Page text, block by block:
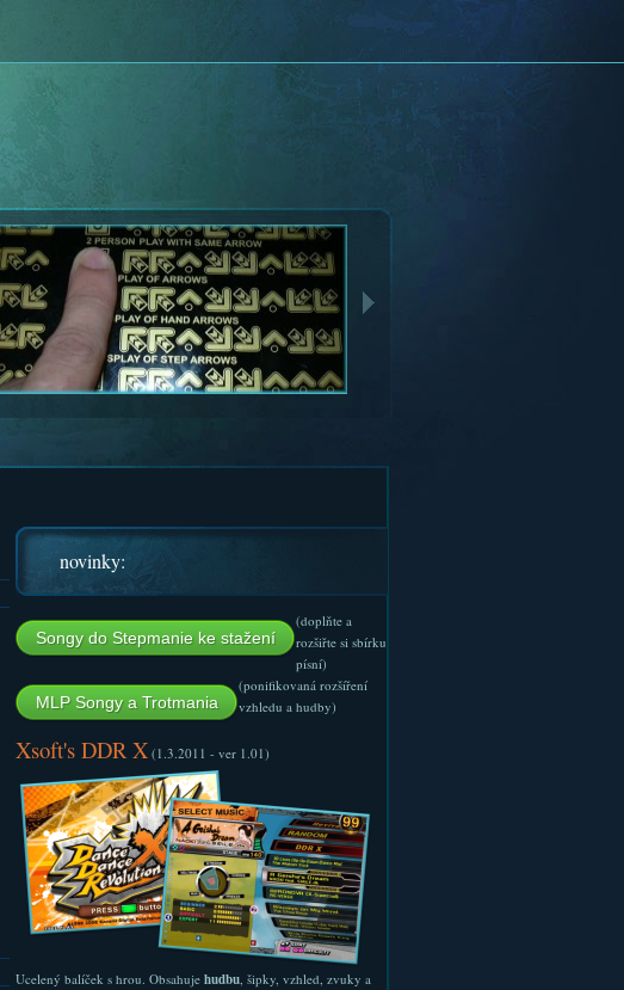
novinky:
Songy do Stepmanie ke stažení
(doplňte a
rozšiřte si sbírku
písní)
MLP Songy a Trotmania
(ponifikovaná rozšíření
vzhledu a hudby)
Xsoft's DDR X(1.3.2011 - ver 1.01)
Ucelený balíček s hrou. Obsahuje hudbu, šipky, vzhled, zvuky a